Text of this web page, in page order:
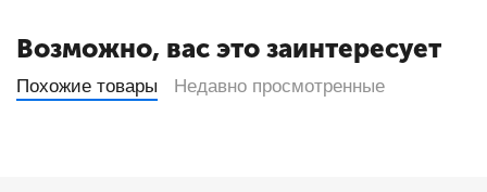
Возможно, вас это заинтересует
Похожие товары Недавно просмотренные